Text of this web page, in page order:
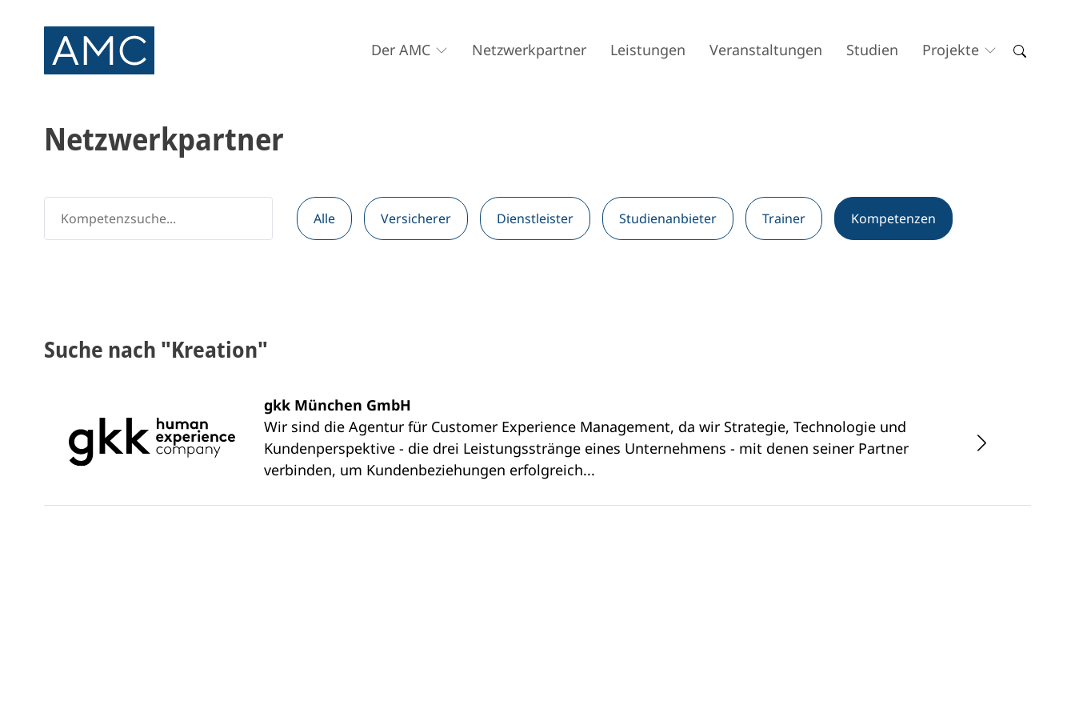
Der AMC Netzwerkpartner Leistungen Veranstaltungen Studien Projekte
Netzwerkpartner
Alle Versicherer Dienstleister Studienanbieter Trainer Kompetenzen
Suche nach "Kreation"
gkk München GmbH
Wir sind die Agentur für Customer Experience Management, da wir Strategie, Technologie und
Kundenperspektive - die drei Leistungsstränge eines Unternehmens - mit denen seiner Partner
verbinden, um Kundenbeziehungen erfolgreich...